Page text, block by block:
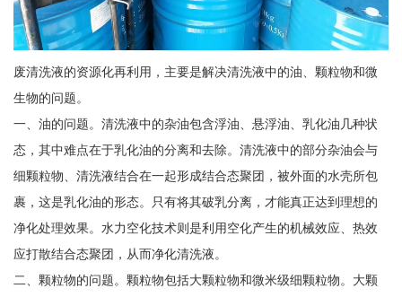
废清洗液的资源化再利用，主要是解决清洗液中的油、颗粒物和微
生物的问题。
一、油的问题。清洗液中的杂油包含浮油、悬浮油、乳化油几种状
态，其中难点在于乳化油的分离和去除。清洗液中的部分杂油会与
细颗粒物、清洗液结合在一起形成结合态聚团，被外面的水壳所包
裹，这是乳化油的形态。只有将其破乳分离，才能真正达到理想的
净化处理效果。水力空化技术则是利用空化产生的机械效应、热效
应打散结合态聚团，从而净化清洗液。
二、颗粒物的问题。颗粒物包括大颗粒物和微米级细颗粒物。大颗